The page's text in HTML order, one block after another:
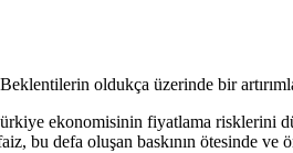
oldukça üzerinde bir
ekonomisinin fiyatlama risklerini
bu defa oluşan baskının ötesinde ve